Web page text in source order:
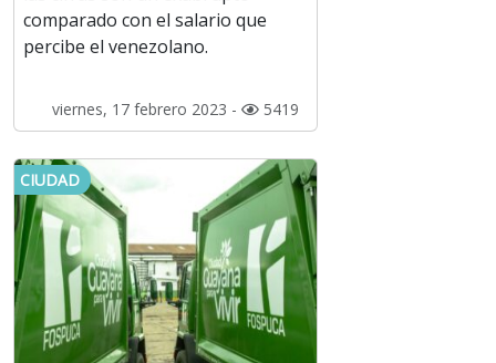
comparado con el salario que
percibe el venezolano.
viernes, 17 febrero 2023 - 5419
CIUDAD